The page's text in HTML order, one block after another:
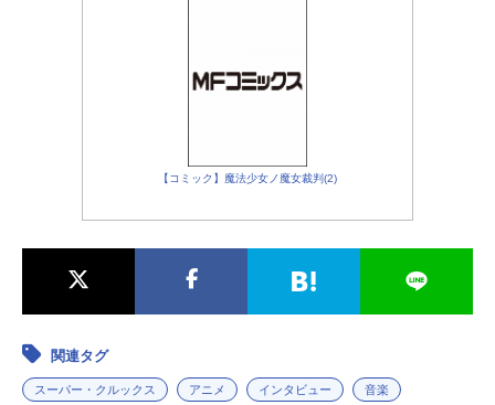
【コミック】魔法少女ノ魔女裁判(2)
関連タグ
スーパー・クルックス アニメ インタビュー 音楽